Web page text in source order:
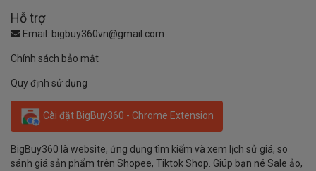
Hỗ trợ
Email: bigbuy360vn@gmail.com
Chính sách bảo mật
Quy định sử dụng
Cài đặt BigBuy360 - Chrome Extension
BigBuy360 là website, ứng dụng tìm kiếm và xem lịch sử giá, so
sánh giá sản phẩm trên Shopee, Tiktok Shop. Giúp bạn né Sale ảo,